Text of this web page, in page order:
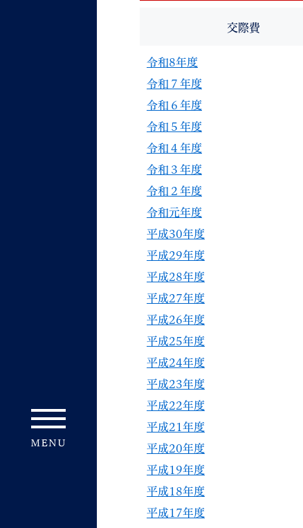
音声読み上げ
携帯サイト
交際費
令和8年度
令和７年度
令和６年度
令和５年度
令和４年度
令和３年度
令和２年度
令和元年度
平成30年度
平成29年度
平成28年度
平成27年度
平成26年度
平成25年度
平成24年度
平成23年度
平成22年度
平成21年度
平成20年度
平成19年度
平成18年度
平成17年度